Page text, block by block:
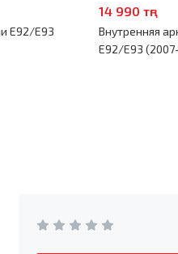
E92/E93
14 990 тңг
Внутренняя
E92/E93